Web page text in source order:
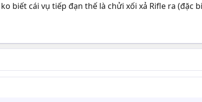
biết cái vụ tiếp đạn thế là chửi xối xả Rifle ra